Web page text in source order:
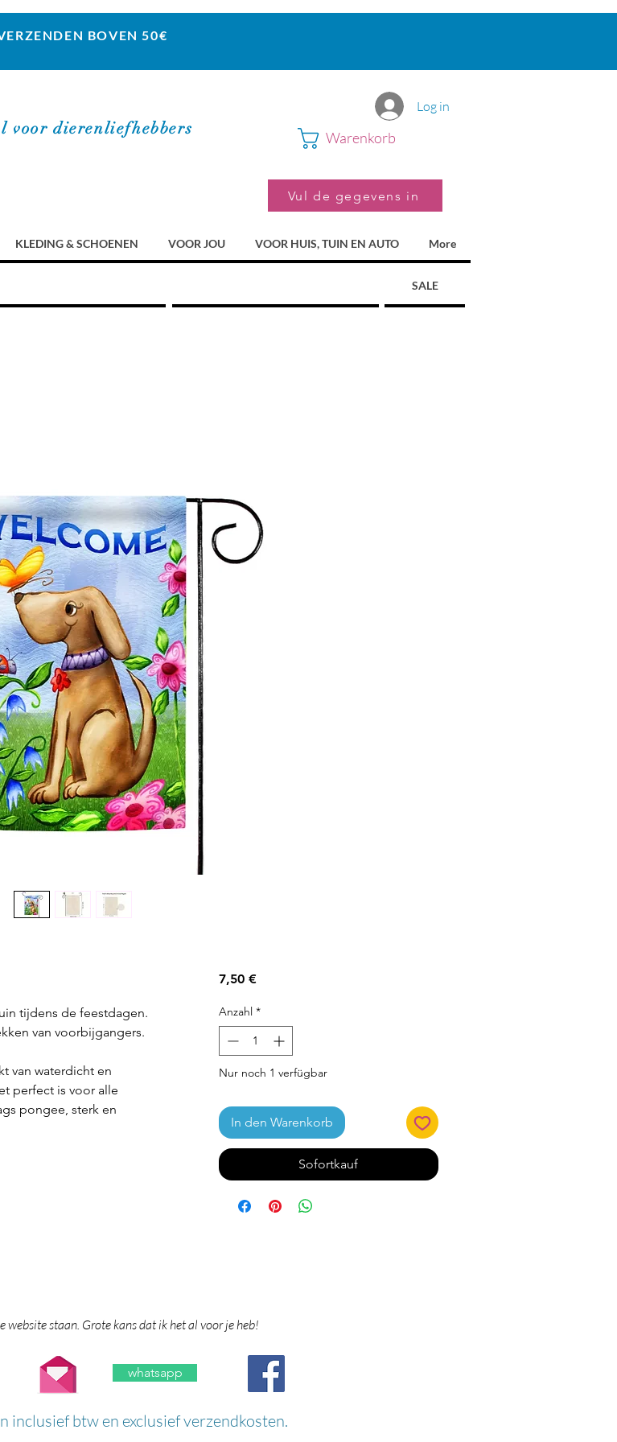
BOVEN 50€
voor dierenliefhebbers
Log in
Warenkorb
Vul de gegevens in
KLEDING & SCHOENEN VOOR JOU VOOR HUIS, TUIN EN AUTO More
SALE
tijdens de feestdagen.
van voorbijgangers.
van waterdicht en
perfect is voor alle
pongee, sterk en
7,50 €Preis
Anzahl *
Nur noch 1 verfügbar
In den Warenkorb
Sofortkauf
staan. Grote kans dat ik het al voor je heb!
whatsapp
inclusief btw en exclusief verzendkosten.